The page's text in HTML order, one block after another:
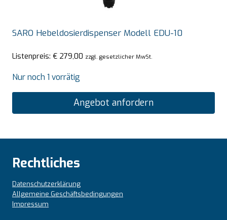
SARO Hebeldosierdispenser Modell EDU-10
Listenpreis: € 279,00 zzgl. gesetzlicher MwSt.
Nur noch 1 vorrätig
Angebot anfordern
Rechtliches
Datenschutzerklärung
Allgemeine Geschäftsbedingungen
Impressum